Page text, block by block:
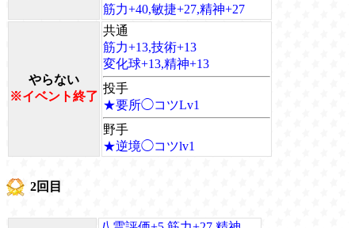
筋力+40,敏捷+27,精神+27
やらない
※イベント終了
共通
筋力+13,技術+13
変化球+13,精神+13
投手
★要所◯コツLv1
野手
★逆境◯コツlv1
2回目